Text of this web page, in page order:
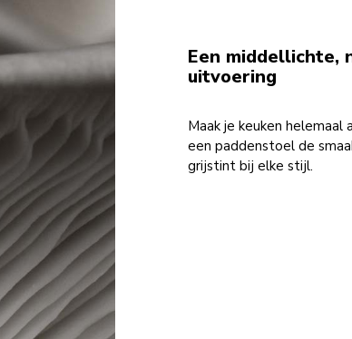
Een
uitvoering
Maak je keuken
een paddenstoel de
grijstint bij elke stijl.